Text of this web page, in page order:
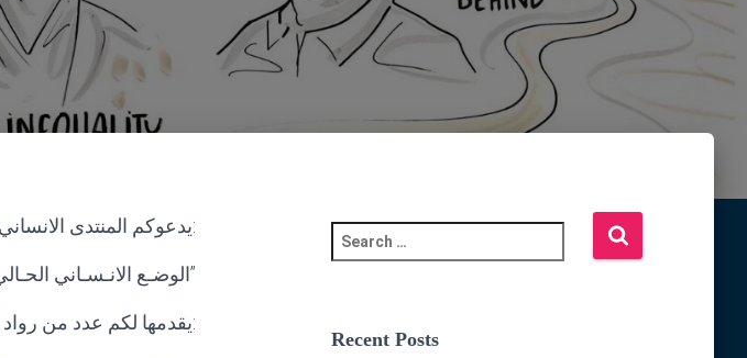
يدعوكم المنتدى الانساني لحضور ندوة بعنوان:
“الوضـع الانـسـاني الحـالي المتفاقـم فـي الـيـمـن”
يقدمها لكم عدد من رواد العمل الإنساني:
e
c
Recent Posts